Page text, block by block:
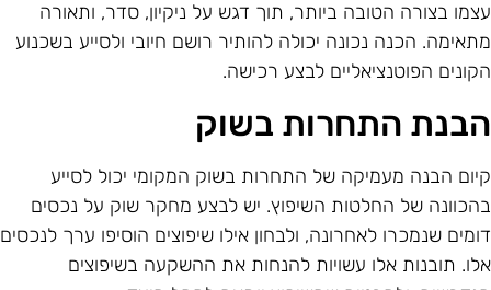
בצורה הטובה ביותר, תוך דגש על ניקיון, סדר, ותאורה
הכנה נכונה יכולה להותיר רושם חיובי ולסייע בשכנוע
הפוטנציאליים לבצע רכישה.
התחרות בשוק
הבנה מעמיקה של התחרות בשוק המקומי יכול לסייע
של החלטות השיפוץ. יש לבצע מחקר שוק על נכסים
שנמכרו לאחרונה, ולבחון אילו שיפוצים הוסיפו ערך לנכסים
תובנות אלו עשויות להנחות את ההשקעה בשיפוצים